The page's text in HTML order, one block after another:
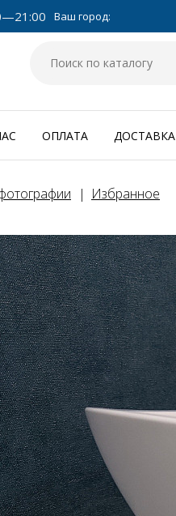
Ваш город:
ОПЛАТА ДОСТАВКА
Избранное